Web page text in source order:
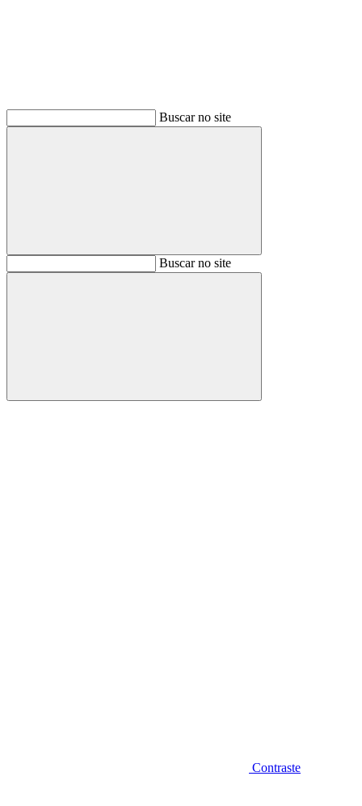
Buscar no site
BuscarBuscar no site
Buscar
Contraste